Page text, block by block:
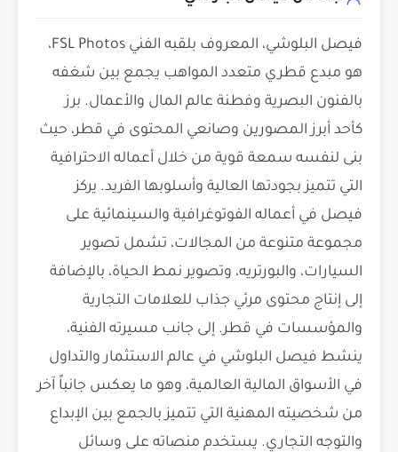
فيصل البلوشي، المعروف بلقبه الفني FSL Photos،
هو مبدع قطري متعدد المواهب يجمع بين شغفه
بالفنون البصرية وفطنة عالم المال والأعمال. برز
كأحد أبرز المصورين وصانعي المحتوى في قطر، حيث
بنى لنفسه سمعة قوية من خلال أعماله الاحترافية
التي تتميز بجودتها العالية وأسلوبها الفريد. يركز
فيصل في أعماله الفوتوغرافية والسينمائية على
مجموعة متنوعة من المجالات، تشمل تصوير
السيارات، والبورتريه، وتصوير نمط الحياة، بالإضافة
إلى إنتاج محتوى مرئي جذاب للعلامات التجارية
والمؤسسات في قطر. إلى جانب مسيرته الفنية،
ينشط فيصل البلوشي في عالم الاستثمار والتداول
في الأسواق المالية العالمية، وهو ما يعكس جانباً آخر
من شخصيته المهنية التي تتميز بالجمع بين الإبداع
والتوجه التجاري. يستخدم منصاته على وسائل